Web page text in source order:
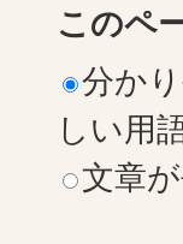
このペ
分か
しい用
文章